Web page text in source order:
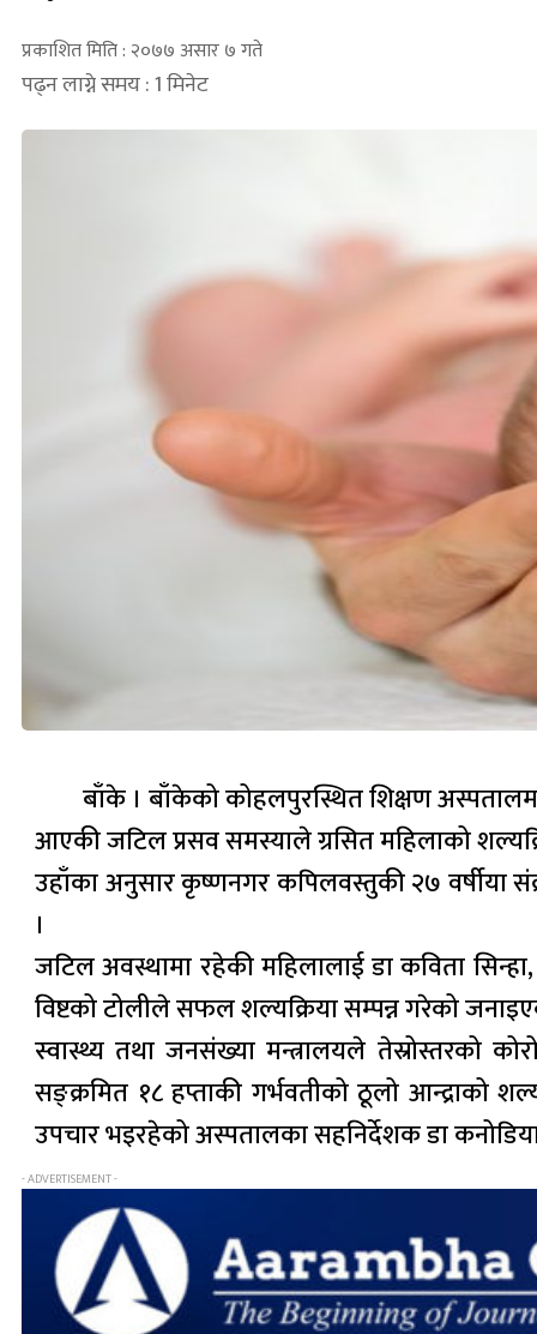
प्रकाशित मिति : २०७७ असार ७ गते
पढ्न लाग्ने समय : 1 मिनेट
बाँके । बाँकेको कोहलपुरस्थित शिक्षण
आएकी जटिल प्रसव समस्याले ग्रसित महिलाको
उहाँका अनुसार कृष्णनगर कपिलवस्तुकी २७ वर्षीया
।
जटिल अवस्थामा रहेकी महिलालाई डा कविता सिन्हा,
विष्टको टोलीले सफल शल्यक्रिया सम्पन्न गरेको
स्वास्थ्य तथा जनसंख्या मन्त्रालयले तेस्रोस्तरको
सङ्क्रमित १८ हप्ताकी गर्भवतीको ठूलो आन्द्राको
उपचार भइरहेको अस्पतालका सहनिर्देशक डा
- ADVERTISEMENT -